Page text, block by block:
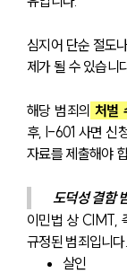
심지어 단순 절도
제가 될 수 있습니
해당 범죄의 처벌
후, I-601 사면 신
자료를 제출해야
도덕성 결함
이민법 상 CIMT,
규정된 범죄입니다.
살인